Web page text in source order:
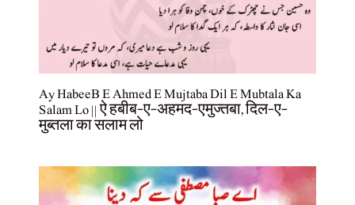
Ay HabeeB E Ahmed E Mujtaba Dil E Mubtala Ka
Salam Lo || ऐ हबीब-ए-अहमद-एमुज्तबा, दिल-ए-
मुब्तला का सलाम लो